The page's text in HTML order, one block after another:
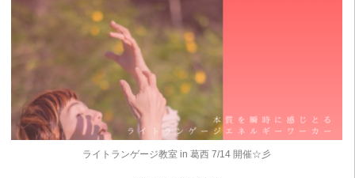
ライトランゲージ教室 in 葛西 7/14 開催☆彡